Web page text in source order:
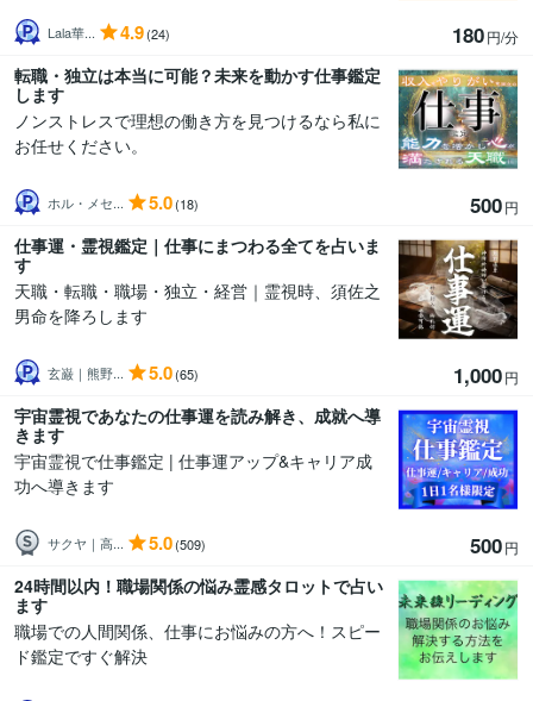
Lala華... 4.9(24) 180円/分
転職・独立は本当に可能？未来を動かす仕事鑑定
します
ノンストレスで理想の働き方を見つけるなら私に
お任せください。
ホル・メセ... 5.0(18) 500円
仕事運・霊視鑑定｜仕事にまつわる全てを占いま
す
天職・転職・職場・独立・経営｜霊視時、須佐之
男命を降ろします
玄巌｜熊野... 5.0(65) 1,000円
宇宙霊視であなたの仕事運を読み解き、成就へ導
きます
宇宙霊視で仕事鑑定 | 仕事運アップ&キャリア成
功へ導きます
サクヤ｜高... 5.0(509) 500円
24時間以内！職場関係の悩み霊感タロットで占い
ます
職場での人間関係、仕事にお悩みの方へ！スピー
ド鑑定ですぐ解決